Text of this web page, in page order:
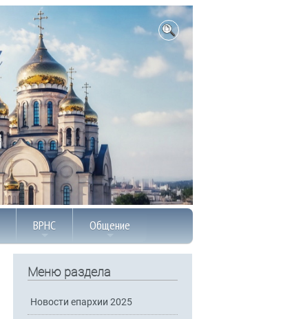
ВРНС Общение
Меню раздела
Новости епархии 2025